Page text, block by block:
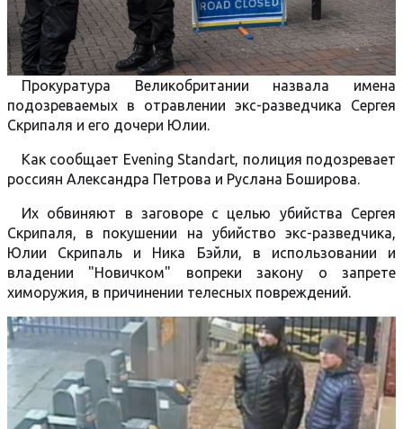
Прокуратура Великобритании назвала имена
подозреваемых в отравлении экс-разведчика Сергея
Скрипаля и его дочери Юлии.
Как сообщает Evening Standart, полиция подозревает
россиян Александра Петрова и Руслана Боширова.
Их обвиняют в заговоре с целью убийства Сергея
Скрипаля, в покушении на убийство экс-разведчика,
Юлии Скрипаль и Ника Бэйли, в использовании и
владении "Новичком" вопреки закону о запрете
химоружия, в причинении телесных повреждений.